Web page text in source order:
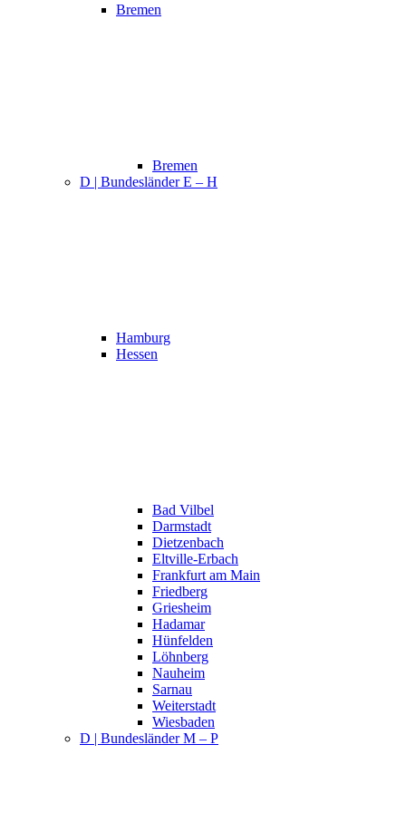
Bremen
Bremen
D | Bundesländer E – H
Hamburg
Hessen
Bad Vilbel
Darmstadt
Dietzenbach
Eltville-Erbach
Frankfurt am Main
Friedberg
Griesheim
Hadamar
Hünfelden
Löhnberg
Nauheim
Sarnau
Weiterstadt
Wiesbaden
D | Bundesländer M – P